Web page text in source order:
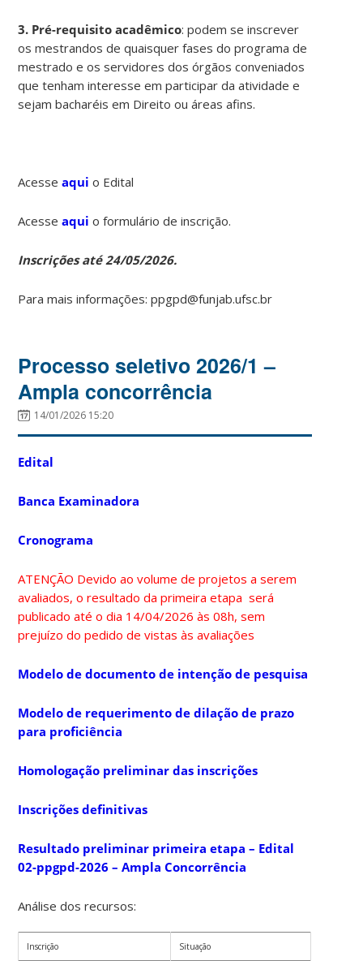
3. Pré-requisito acadêmico: podem se inscrever
os mestrandos de quaisquer fases do programa de
mestrado e os servidores dos órgãos conveniados
que tenham interesse em participar da atividade e
sejam bacharéis em Direito ou áreas afins.
Acesseaqui o Edital
Acesseaquio formulário de inscrição.
Inscrições até 24/05/2026.
Para mais informações: ppgpd@funjab.ufsc.br
Processo seletivo 2026/1 –
Ampla concorrência
14/01/2026 15:20
Edital
Banca Examinadora
Cronograma
ATENÇÃO Devido ao volume de projetos a serem
avaliados, o resultado da primeira etapa será
publicado até o dia 14/04/2026 às 08h, sem
prejuízo do pedido de vistas às avaliações
Modelo de documento de intenção de pesquisa
Modelo de requerimento de dilação de prazo
para proficiência
Homologação preliminar das inscrições
Inscrições definitivas
Resultado preliminar primeira etapa – Edital
02-ppgpd-2026 – Ampla Concorrência
Análise dos recursos:
Inscrição Situação